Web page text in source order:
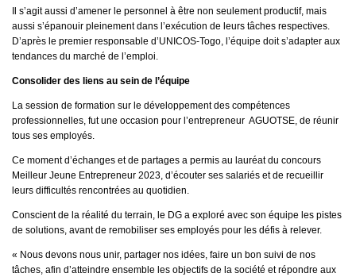
Il s’agit aussi d’amener le personnel à être non seulement productif, mais
aussi s’épanouir pleinement dans l’exécution de leurs tâches respectives.
D’après le premier responsable d’UNICOS-Togo, l’équipe doit s’adapter aux
tendances du marché de l’emploi.
Consolider des liens au sein de l’équipe
La session de formation sur le développement des compétences
professionnelles, fut une occasion pour l’entrepreneur AGUOTSE, de réunir
tous ses employés.
Ce moment d’échanges et de partages a permis au lauréat du concours
Meilleur Jeune Entrepreneur 2023, d’écouter ses salariés et de recueillir
leurs difficultés rencontrées au quotidien.
Conscient de la réalité du terrain, le DG a exploré avec son équipe les pistes
de solutions, avant de remobiliser ses employés pour les défis à relever.
« Nous devons nous unir, partager nos idées, faire un bon suivi de nos
tâches, afin d’atteindre ensemble les objectifs de la société et répondre aux